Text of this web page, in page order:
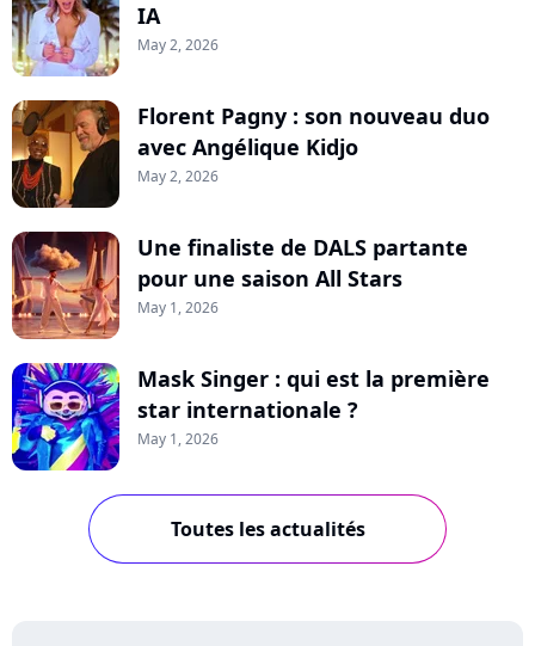
IA
May 2, 2026
Florent Pagny : son nouveau duo
avec Angélique Kidjo
May 2, 2026
Une finaliste de DALS partante
pour une saison All Stars
May 1, 2026
Mask Singer : qui est la première
star internationale ?
May 1, 2026
Toutes les actualités